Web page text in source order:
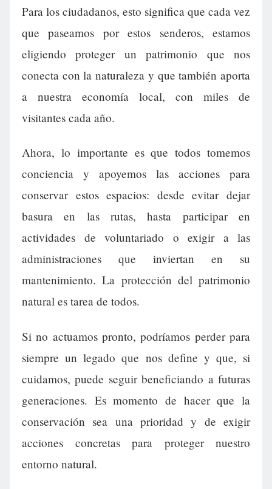
Para los ciudadanos, esto significa que cada vez
que paseamos por estos senderos, estamos
eligiendo proteger un patrimonio que nos
conecta con la naturaleza y que también aporta
a nuestra economía local, con miles de
visitantes cada año.
Ahora, lo importante es que todos tomemos
conciencia y apoyemos las acciones para
conservar estos espacios: desde evitar dejar
basura en las rutas, hasta participar en
actividades de voluntariado o exigir a las
administraciones que inviertan en su
mantenimiento. La protección del patrimonio
natural es tarea de todos.
Si no actuamos pronto, podríamos perder para
siempre un legado que nos define y que, si
cuidamos, puede seguir beneficiando a futuras
generaciones. Es momento de hacer que la
conservación sea una prioridad y de exigir
acciones concretas para proteger nuestro
entorno natural.